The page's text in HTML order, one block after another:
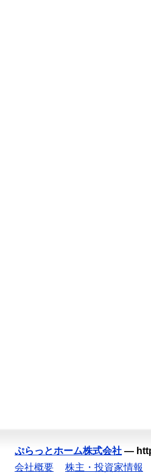
ぷらっとホーム株式会社 —
会社概要
株主・投資家情報